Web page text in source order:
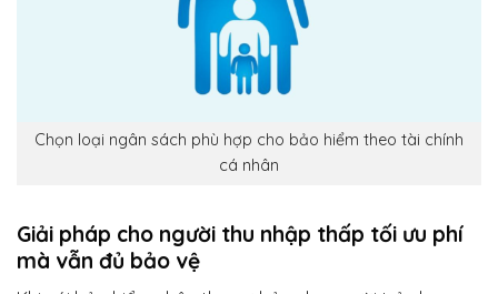
Chọn loại ngân sách phù hợp cho bảo hiểm theo tài chính
cá nhân
Giải pháp cho người thu nhập thấp tối ưu phí
mà vẫn đủ bảo vệ